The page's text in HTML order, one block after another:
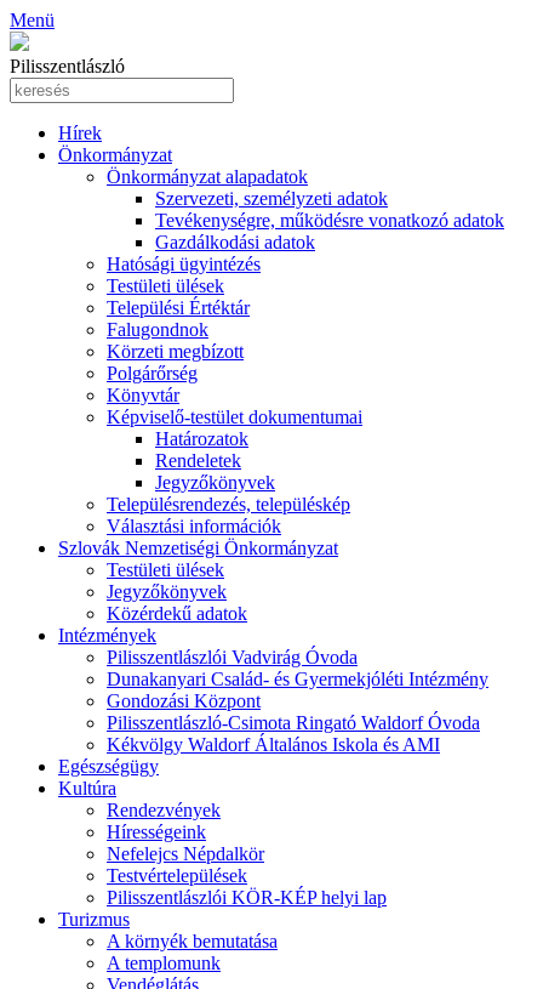
Menü
Pilisszentlászló
Hírek
Önkormányzat
Önkormányzat alapadatok
Szervezeti, személyzeti adatok
Tevékenységre, működésre vonatkozó adatok
Gazdálkodási adatok
Hatósági ügyintézés
Testületi ülések
Települési Értéktár
Falugondnok
Körzeti megbízott
Polgárőrség
Könyvtár
Képviselő-testület dokumentumai
Határozatok
Rendeletek
Jegyzőkönyvek
Településrendezés, településkép
Választási információk
Szlovák Nemzetiségi Önkormányzat
Testületi ülések
Jegyzőkönyvek
Közérdekű adatok
Intézmények
Pilisszentlászlói Vadvirág Óvoda
Dunakanyari Család- és Gyermekjóléti Intézmény
Gondozási Központ
Pilisszentlászló-Csimota Ringató Waldorf Óvoda
Kékvölgy Waldorf Általános Iskola és AMI
Egészségügy
Kultúra
Rendezvények
Hírességeink
Nefelejcs Népdalkör
Testvértelepülések
Pilisszentlászlói KÖR-KÉP helyi lap
Turizmus
A környék bemutatása
A templomunk
Vendéglátás